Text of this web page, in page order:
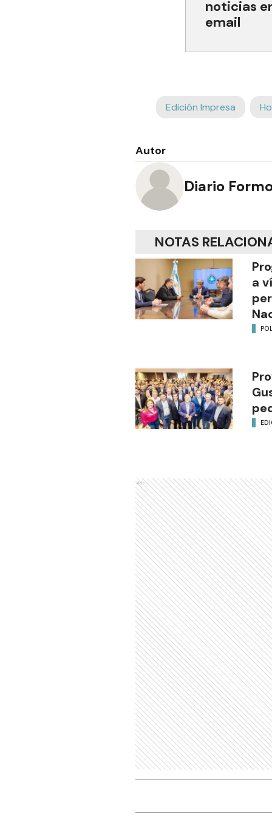
noticias
email
Edición Impresa
Autor
Diario
NOTAS
a
Ads